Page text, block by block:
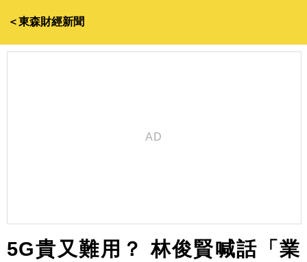
＜東森財經新聞
5G貴又難用？ 林俊賢喊話「業